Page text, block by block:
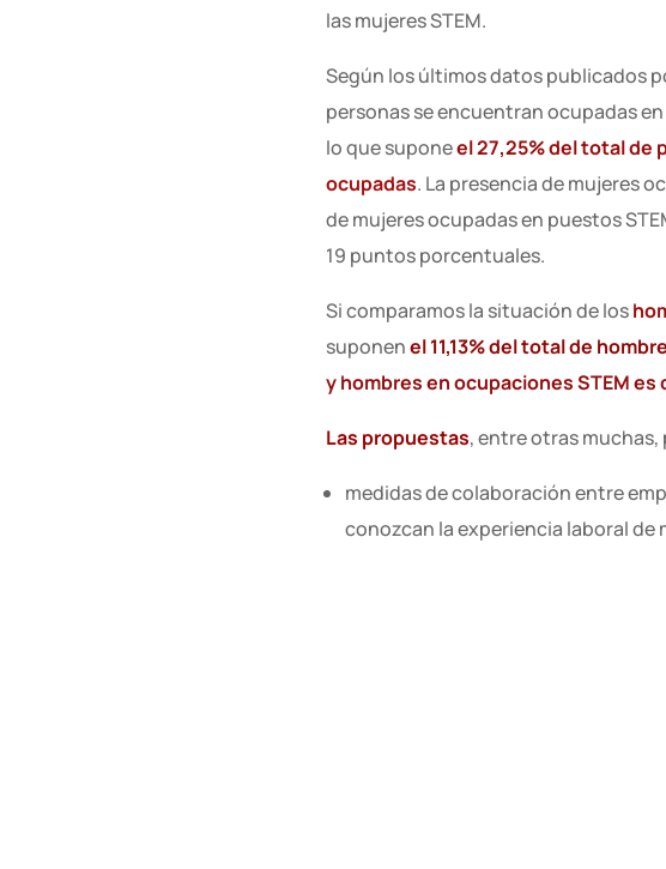
las mujeres STEM.
Según los últimos datos publicados
personas se encuentran ocupadas en
lo que suponeel 27,25% del total de
ocupadas. La presencia de mujeres
de mujeres ocupadas en puestos
19 puntos porcentuales.
Si comparamos la situación de los
suponenel 11,13% del total de
y hombres en ocupaciones STEM es
Las propuestas, entre otras muchas,
medidas de colaboración entre
conozcan la experiencia laboral de